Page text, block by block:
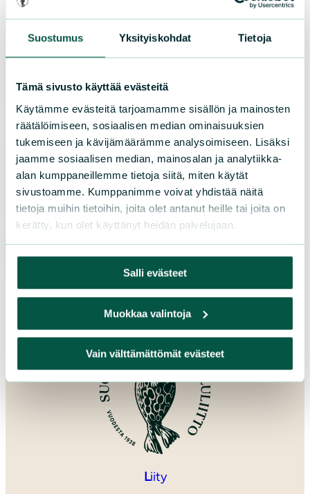
Suostumus Yksityiskohdat Tietoja
Tämä sivusto käyttää evästeitä
Käytämme evästeitä tarjoamamme sisällön ja mainosten
räätälöimiseen, sosiaalisen median ominaisuuksien
tukemiseen ja kävijämäärämme analysoimiseen. Lisäksi
jaamme sosiaalisen median, mainosalan ja analytiikka-
alan kumppaneillemme tietoja siitä, miten käytät
sivustoamme. Kumppanimme voivat yhdistää näitä
tietoja muihin tietoihin, joita olet antanut heille tai joita on
kerätty, kun olet käyttänyt heidän palvelujaan.
Salli evästeet
Muokkaa valintoja
Vain välttämättömät evästeet
Kainuu
Keski-Suomi
Kymenlaakso
Lappi
Pohjanmaa
Pohjois-Karjala
Pohjois-Pohjanmaa
Pohjois-Savo
Satakunta
Uusimaa
Varsinais-Suomi
Liity